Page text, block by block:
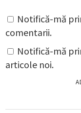
Notifică-mă
comentarii.
Notifică-mă
articole noi.